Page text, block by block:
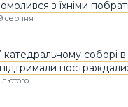
з їхніми
серпня
катедральному соборі
підтримали
лютого